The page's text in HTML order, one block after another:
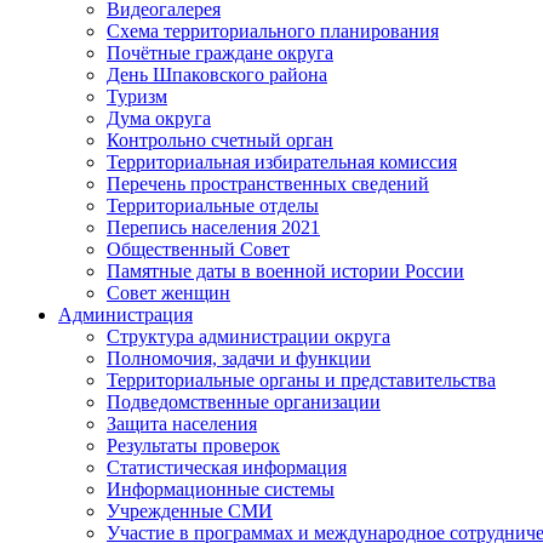
Видеогалерея
Схема территориального планирования
Почётные граждане округа
День Шпаковского района
Туризм
Дума округа
Контрольно счетный орган
Территориальная избирательная комиссия
Перечень пространственных сведений
Территориальные отделы
Перепись населения 2021
Общественный Совет
Памятные даты в военной истории России
Совет женщин
Администрация
Структура администрации округа
Полномочия, задачи и функции
Территориальные органы и представительства
Подведомственные организации
Защита населения
Результаты проверок
Статистическая информация
Информационные системы
Учрежденные СМИ
Участие в программах и международное